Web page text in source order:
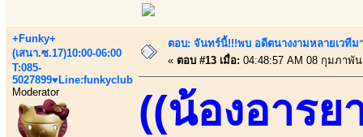
+Funky+
(เสนา.ซ.17)10:00-06:00
T:085-
5027899♥Line:funkyclub
Moderator
ตอบ: จันทร์นี้!!!พบ อดีตนางงามหลายเวที
« ตอบ #13 เมื่อ: 04:48:57 AM 08 กุมภาพั
((น้องอารย